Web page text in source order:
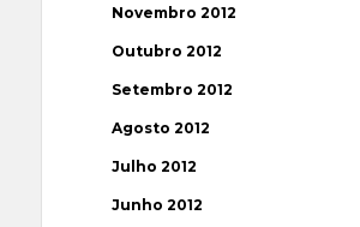
Novembro 2012
Outubro 2012
Setembro 2012
Agosto 2012
Julho 2012
Junho 2012